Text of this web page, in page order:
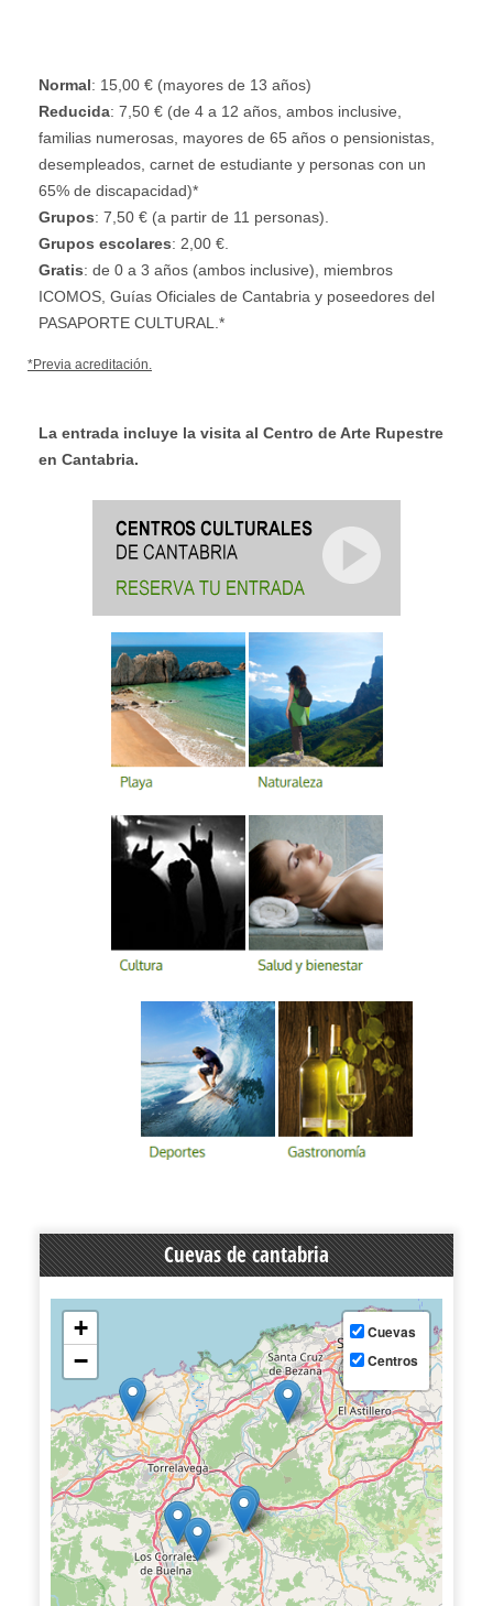
Normal: 15,00 € (mayores de 13 años)
Reducida: 7,50 € (de 4 a 12 años, ambos inclusive,
familias numerosas, mayores de 65 años o pensionistas,
desempleados, carnet de estudiante y personas con un
65% de discapacidad)*
Grupos: 7,50 € (a partir de 11 personas).
Grupos escolares: 2,00 €.
Gratis: de 0 a 3 años (ambos inclusive), miembros
ICOMOS, Guías Oficiales de Cantabria y poseedores del
PASAPORTE CULTURAL.*
*Previa acreditación.
La entrada incluye la visita al Centro de Arte Rupestre
en Cantabria.
Cuevas de cantabria
+
−
Cuevas
Centros